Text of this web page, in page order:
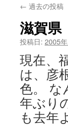
へ
ス
キ
ッ
← 過去の投稿
滋賀
投稿日: 2005
現在、
は、彦
色。 な
年ぶり
も去年